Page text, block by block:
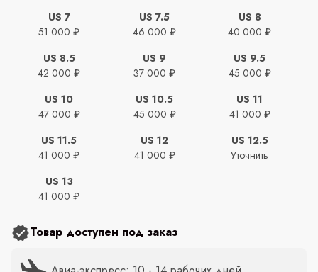
US 7
51 000 ₽
US 7.5
46 000 ₽
US 8
40 000 ₽
US 8.5
42 000 ₽
US 9
37 000 ₽
US 9.5
45 000 ₽
US 10
47 000 ₽
US 10.5
45 000 ₽
US 11
41 000 ₽
US 11.5
41 000 ₽
US 12
41 000 ₽
US 12.5
Уточнить
US 13
41 000 ₽
Товар доступен под заказ